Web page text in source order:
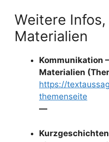
Weitere
Materialien
Kommunikation
Materialien
https://
themenseite
—